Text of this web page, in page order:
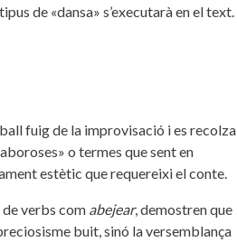
de «dansa» s’executarà en el text.
fuig de la improvisació i es recolza
o termes que sent en
estètic que requereixi el conte.
verbs com abejear, demostren que
buit, sinó la versemblança